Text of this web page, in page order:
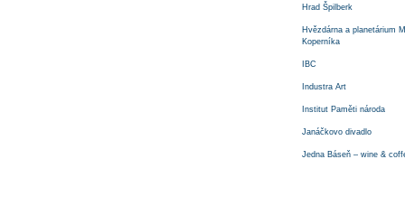
Hrad Špilberk
Hvězdárna a planetárium
Koperníka
IBC
Industra Art
Institut Paměti národa
Janáčkovo divadlo
Jedna Báseň – wine &